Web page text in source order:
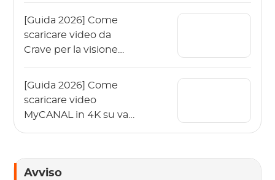
[Guida 2026] Come
scaricare video da
Crave per la visione
[Guida 2026] Come
scaricare video
MyCANAL in 4K su vari
Avviso